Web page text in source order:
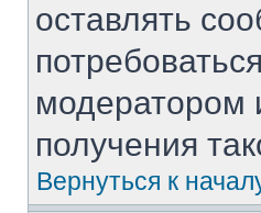
оставлять
модератором
получения
Вернуться к